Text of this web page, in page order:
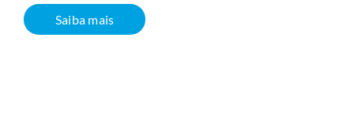
Saiba mais